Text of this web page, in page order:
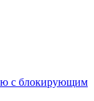
с блокирующим